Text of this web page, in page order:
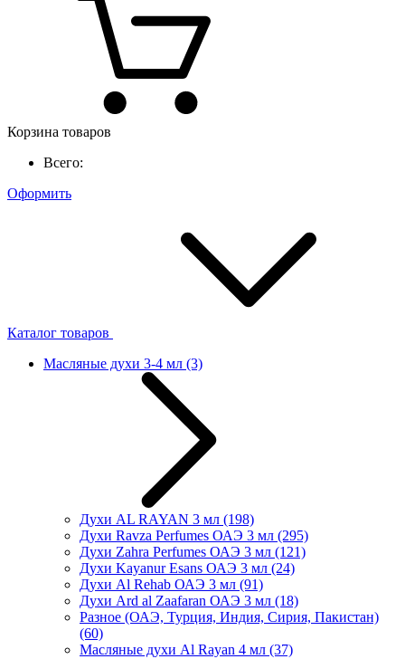
Корзина товаров
Всего:
Оформить
Каталог товаров
Масляные духи 3-4 мл (3)
Духи AL RAYAN 3 мл (198)
Духи Ravza Perfumes ОАЭ 3 мл (295)
Духи Zahra Perfumes ОАЭ 3 мл (121)
Духи Kayanur Esans ОАЭ 3 мл (24)
Духи Al Rehab ОАЭ 3 мл (91)
Духи Ard al Zaafaran ОАЭ 3 мл (18)
Разное (ОАЭ, Турция, Индия, Сирия, Пакистан)
(60)
Масляные духи Al Rayan 4 мл (37)